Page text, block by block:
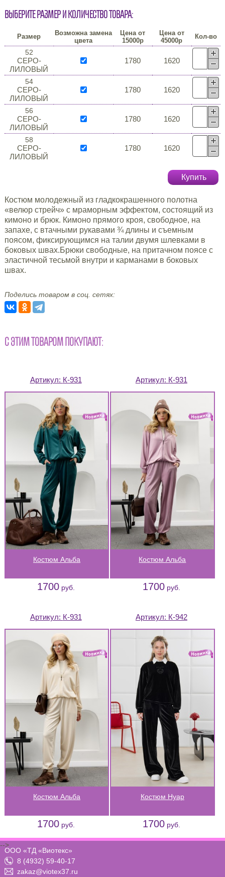
Выберите размер и количество товара:
Размер
Возможна замена
цвета
Цена от
15000р
Цена от
45000р
Кол-во
52
СЕРО-
ЛИЛОВЫЙ
1780 1620
54
СЕРО-
ЛИЛОВЫЙ
1780 1620
56
СЕРО-
ЛИЛОВЫЙ
1780 1620
58
СЕРО-
ЛИЛОВЫЙ
1780 1620
Купить
Костюм молодежный из гладкокрашенного полотна
«велюр стрейч» с мраморным эффектом, состоящий из
кимоно и брюк. Кимоно прямого кроя, свободное, на
запахе, с втачными рукавами ¾ длины и съемным
поясом, фиксирующимся на талии двумя шлевками в
боковых швах.Брюки свободные, на притачном поясе с
эластичной тесьмой внутри и карманами в боковых
швах.
Поделись товаром в соц. сетях:
С ЭТИМ ТОВАРОМ ПОКУПАЮТ:
Артикул: К-931
Костюм Альба
1700руб.
Артикул: К-931
Костюм Альба
1700руб.
Артикул: К-931
Костюм Альба
1700руб.
Артикул: К-942
Костюм Нуар
1700руб.
ООО «ТД «Виотекс»
8 (4932) 59-40-17
zakaz@viotex37.ru
-->